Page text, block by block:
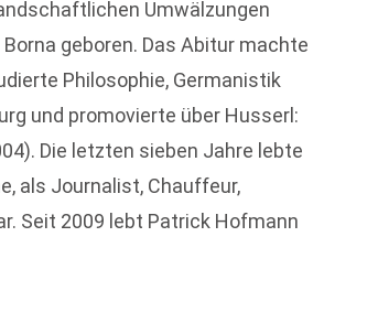
Umwälzungen
geboren. Das Abitur machte
Philosophie, Germanistik
und promovierte über Husserl:
Die letzten sieben Jahre lebte
als Journalist, Chauffeur,
Seit 2009 lebt Patrick Hofmann